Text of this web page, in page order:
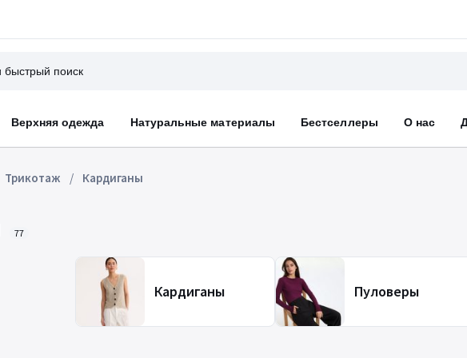
Верхняя одежда Натуральные материалы Бестселлеры О нас
Трикотаж Кардиганы
77
Кардиганы Пуловеры